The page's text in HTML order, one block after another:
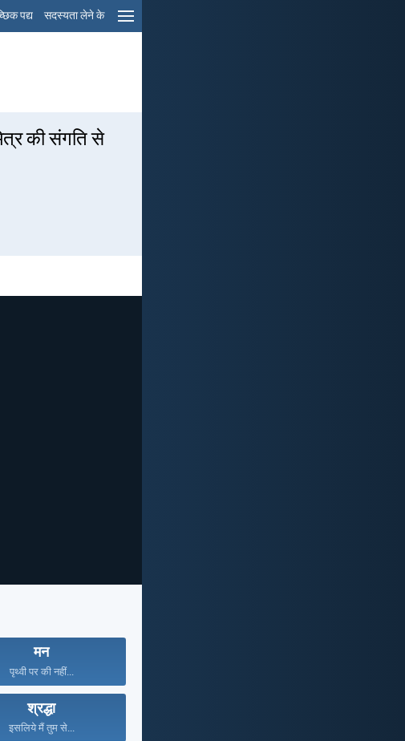
पद्य सदस्यता लेने के
की संगति से
मन
पृथ्वी पर की नहीं...
श्रद्धा
इसलिये मैं तुम से...